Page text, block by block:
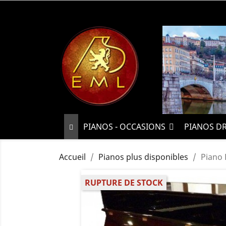
PIANOS - OCCASIONS PIANOS
Accueil Pianos plus disponibles Piano
RUPTURE DE STOCK